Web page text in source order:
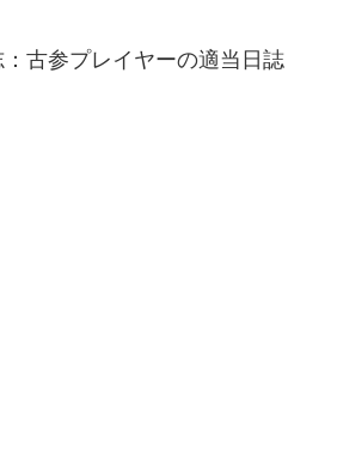
古参プレイヤーの適当日誌